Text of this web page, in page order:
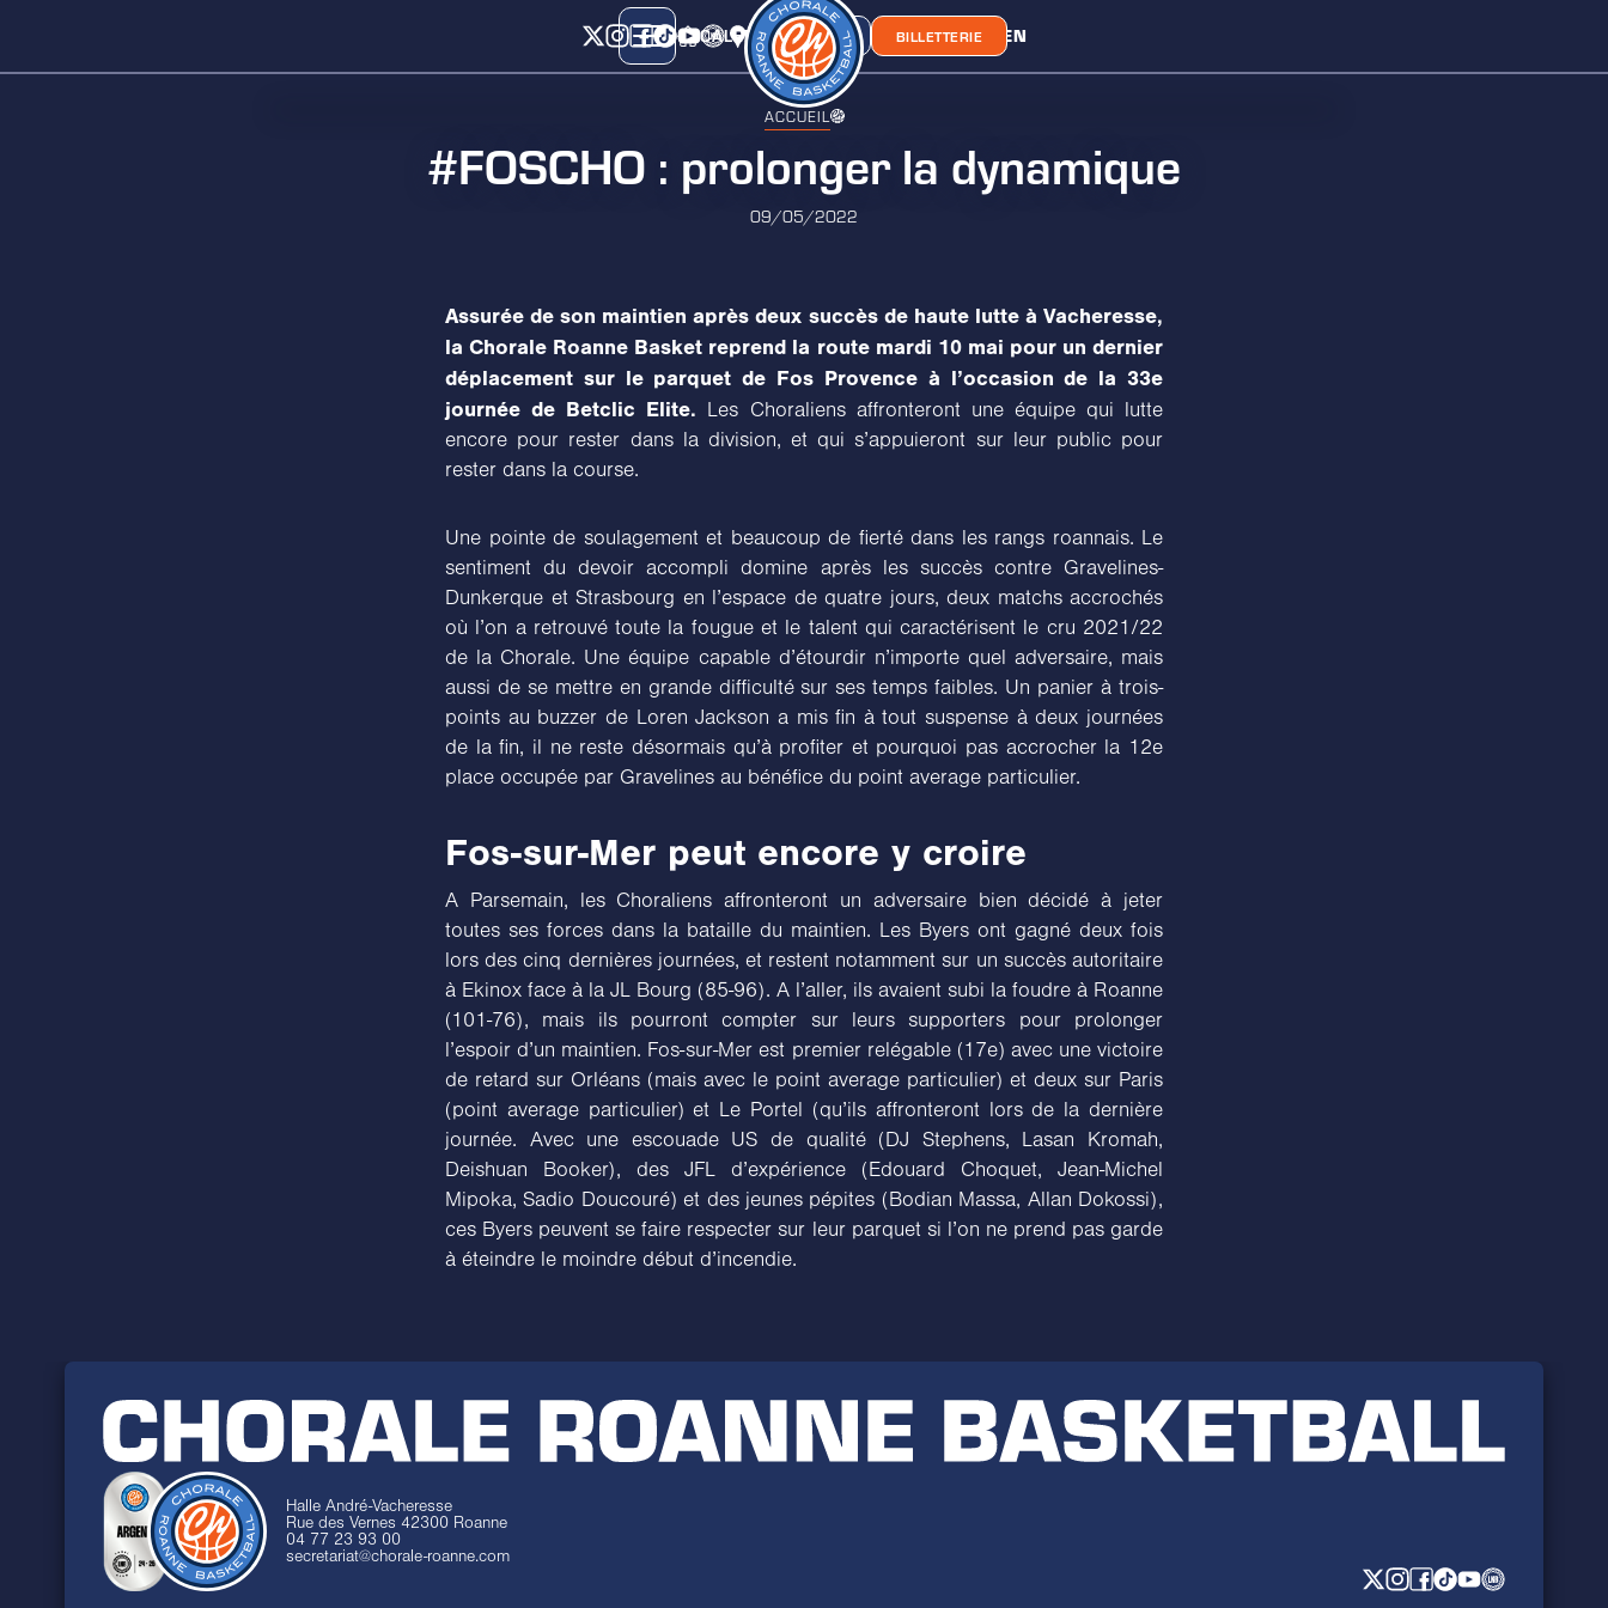
CALENDRIERCLASSEMENTCHORA' LIEN
BOUTIQUE BILLETTERIE
ACCUEIL
#FOSCHO : prolonger la dynamique
09/05/2022
Assurée de son maintien après deux succès de haute lutte à Vacheresse,
la Chorale Roanne Basket reprend la route mardi 10 mai pour un dernier
déplacement sur le parquet de Fos Provence à l’occasion de la 33e
journée de Betclic Elite. Les Choraliens affronteront une équipe qui lutte
encore pour rester dans la division, et qui s’appuieront sur leur public pour
rester dans la course.
Une pointe de soulagement et beaucoup de fierté dans les rangs roannais. Le
sentiment du devoir accompli domine après les succès contre Gravelines-
Dunkerque et Strasbourg en l’espace de quatre jours, deux matchs accrochés
où l’on a retrouvé toute la fougue et le talent qui caractérisent le cru 2021/22
de la Chorale. Une équipe capable d’étourdir n’importe quel adversaire, mais
aussi de se mettre en grande difficulté sur ses temps faibles. Un panier à trois-
points au buzzer de Loren Jackson a mis fin à tout suspense à deux journées
de la fin, il ne reste désormais qu’à profiter et pourquoi pas accrocher la 12e
place occupée par Gravelines au bénéfice du point average particulier.
Fos-sur-Mer peut encore y croire
A Parsemain, les Choraliens affronteront un adversaire bien décidé à jeter
toutes ses forces dans la bataille du maintien. Les Byers ont gagné deux fois
lors des cinq dernières journées, et restent notamment sur un succès autoritaire
à Ekinox face à la JL Bourg (85-96). A l’aller, ils avaient subi la foudre à Roanne
(101-76), mais ils pourront compter sur leurs supporters pour prolonger
l’espoir d’un maintien. Fos-sur-Mer est premier relégable (17e) avec une victoire
de retard sur Orléans (mais avec le point average particulier) et deux sur Paris
(point average particulier) et Le Portel (qu’ils affronteront lors de la dernière
journée. Avec une escouade US de qualité (DJ Stephens, Lasan Kromah,
Deishuan Booker), des JFL d’expérience (Edouard Choquet, Jean-Michel
Mipoka, Sadio Doucouré) et des jeunes pépites (Bodian Massa, Allan Dokossi),
ces Byers peuvent se faire respecter sur leur parquet si l’on ne prend pas garde
à éteindre le moindre début d’incendie.
Halle André-Vacheresse
Rue des Vernes 42300 Roanne
04 77 23 93 00
secretariat@chorale-roanne.com